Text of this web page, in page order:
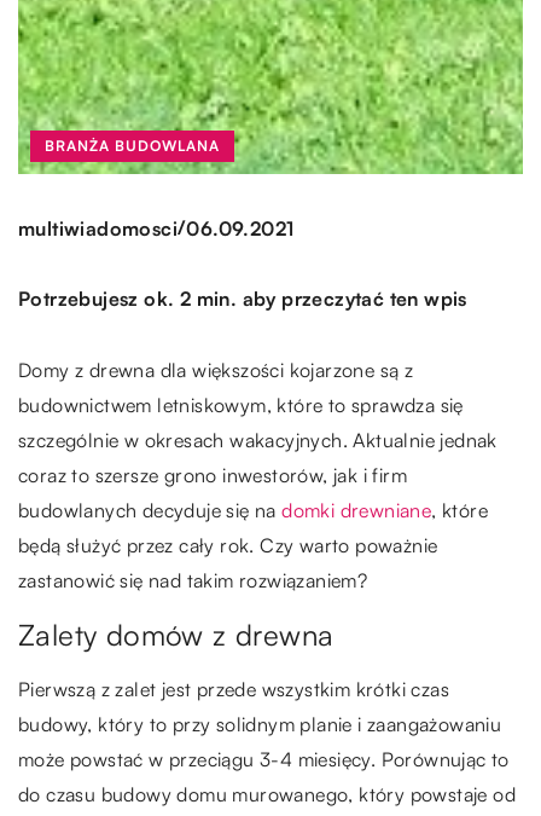
BRANŻA BUDOWLANA
multiwiadomosci/06.09.2021
Potrzebujesz ok. 2 min. aby przeczytać ten wpis
Domy z drewna dla większości kojarzone są z
budownictwem letniskowym, które to sprawdza się
szczególnie w okresach wakacyjnych. Aktualnie jednak
coraz to szersze grono inwestorów, jak i firm
budowlanych decyduje się nadomki drewniane, które
będą służyć przez cały rok. Czy warto poważnie
zastanowić się nad takim rozwiązaniem?
Zalety domów z drewna
Pierwszą z zalet jest przede wszystkim krótki czas
budowy, który to przy solidnym planie i zaangażowaniu
może powstać w przeciągu 3-4 miesięcy. Porównując to
do czasu budowy domu murowanego, który powstaje od